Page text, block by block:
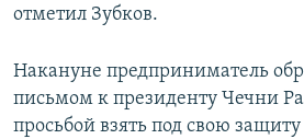
отметил Зубков.
Накануне предприниматель
письмом к президенту Чечни
просьбой взять под свою